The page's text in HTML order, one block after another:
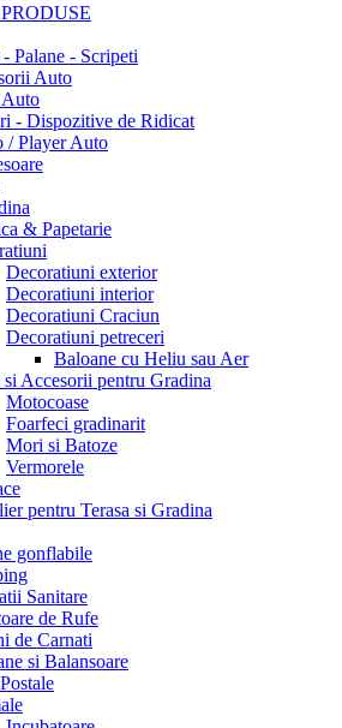
Palane - Scripeti
Auto
- Dispozitive de Ridicat
/ Player Auto
& Papetarie
Decoratiuni exterior
Decoratiuni interior
Decoratiuni Craciun
Decoratiuni petreceri
Baloane cu Heliu sau Aer
si Accesorii pentru Gradina
Motocoase
Foarfeci gradinarit
Mori si Batoze
Vermorele
pentru Terasa si Gradina
gonflabile
Sanitare
de Rufe
de Carnati
si Balansoare